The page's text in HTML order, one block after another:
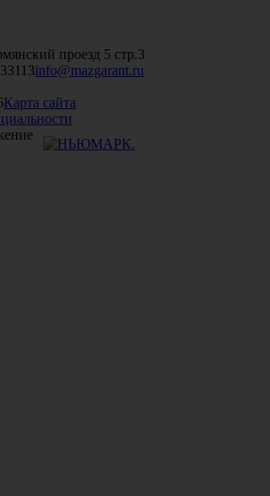
проезд 5 стр.3
info@mazgarant.ru
Карта сайта